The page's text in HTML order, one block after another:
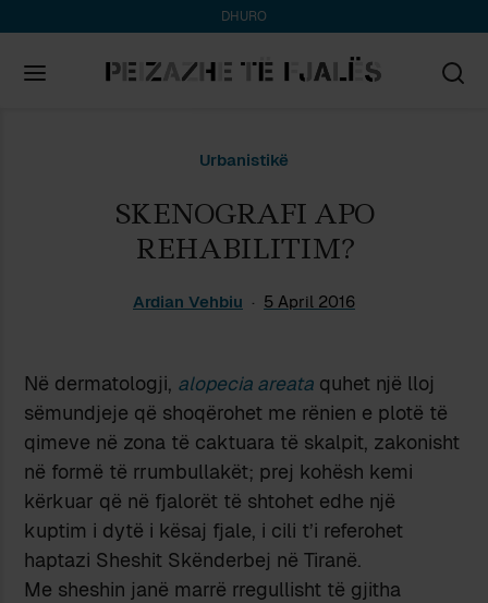
DHURO
Urbanistikë
SKENOGRAFI APO
REHABILITIM?
Ardian Vehbiu 5 April 2016
Në dermatologji, alopecia areata quhet një lloj
sëmundjeje që shoqërohet me rënien e plotë të
qimeve në zona të caktuara të skalpit, zakonisht
në formë të rrumbullakët; prej kohësh kemi
kërkuar që në fjalorët të shtohet edhe një
kuptim i dytë i kësaj fjale, i cili t’i referohet
haptazi Sheshit Skënderbej në Tiranë.
Me sheshin janë marrë rregullisht të gjitha